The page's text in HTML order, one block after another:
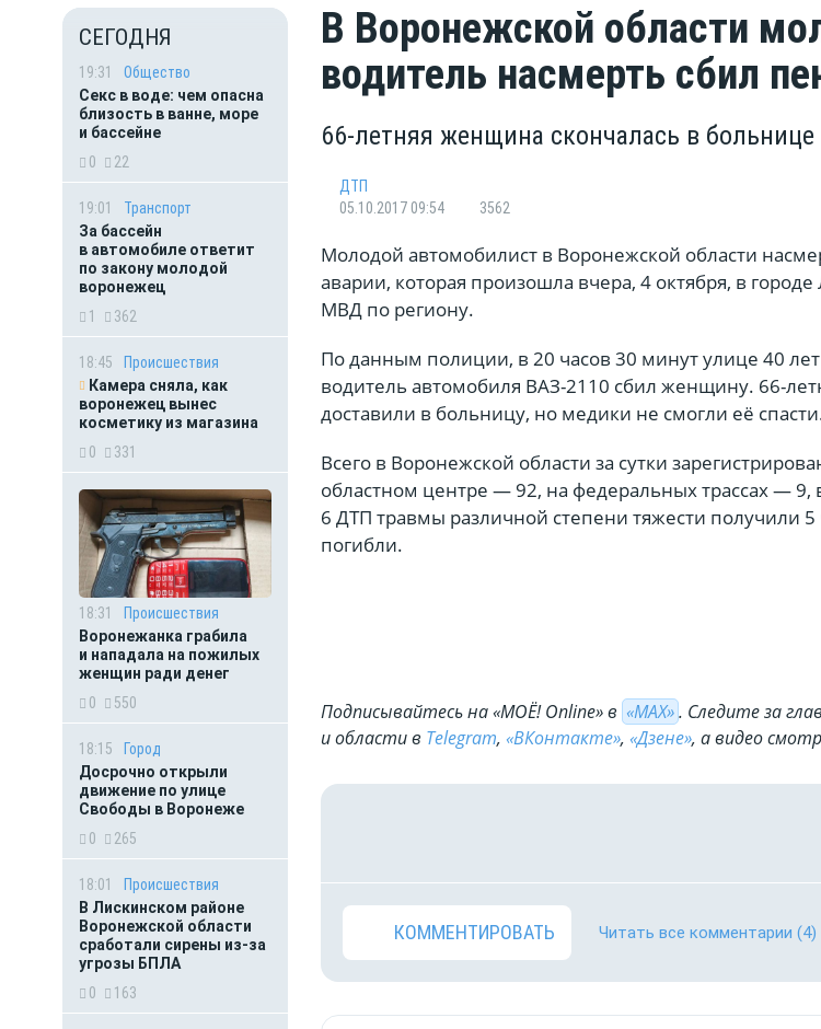
СЕГОДНЯ
19:31
Общество
Секс в воде: чем опасна
близость в ванне, море
и бассейне
0
22
19:01
Транспорт
За бассейн
в автомобиле ответит
по закону молодой
воронежец
1
362
18:45
Происшествия
Камера сняла, как
воронежец вынес
косметику из магазина
0
331
18:31
Происшествия
Воронежанка грабила
и нападала на пожилых
женщин ради денег
0
550
18:15
Город
Досрочно открыли
движение по улице
Свободы в Воронеже
0
265
18:01
Происшествия
В Лискинском районе
Воронежской области
сработали сирены из-за
угрозы БПЛА
0
163
В Воронежской области
водитель насмерть сбил
66-летняя женщина скончалась в больнице
ДТП
05.10.2017 09:54
3562
Молодой автомобилист в Воронежской области
аварии, которая произошла вчера, 4 октября, в городе
МВД по региону.
По данным полиции, в 20 часов 30 минут улице 40
водитель автомобиля ВАЗ-2110 сбил женщину. 66-
доставили в больницу, но медики не смогли её
Всего в Воронежской области за сутки
областном центре — 92, на федеральных трассах — 9,
6 ДТП травмы различной степени тяжести получили 5
погибли.
Подписывайтесь на «МОЁ! Online» в «МАХ». Cледите за
и области в Telegram, «ВКонтакте», «Дзене», а видео
КОММЕНТИРОВАТЬ Читать все комментарии (4)